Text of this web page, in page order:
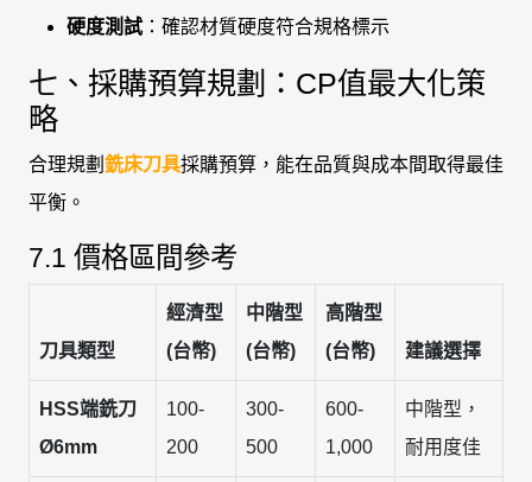
硬度測試：確認材質硬度符合規格標示
七、採購預算規劃：CP值最大化策
略
合理規劃 銑床刀具採購預算，能在品質與成本間取得最佳
平衡。
7.1 價格區間參考
刀具類型
經濟型
(台幣)
中階型
(台幣)
高階型
(台幣)
建議選擇
HSS端銑刀
Ø6mm
100-
200
300-
500
600-
1,000
中階型，
耐用度佳